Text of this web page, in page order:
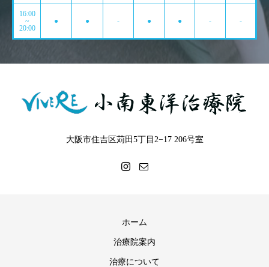
16:00
~
20:00
● ● - ● ● - -
大阪市住吉区苅田5丁目2−17 206号室
ホーム
治療院案内
治療について